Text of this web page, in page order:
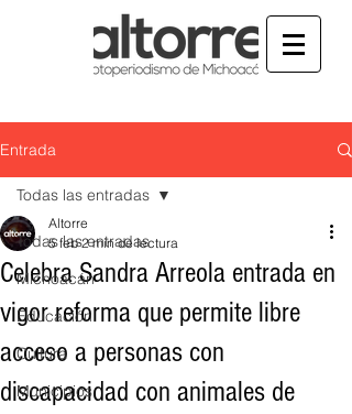
Entrada
Todas las entradas
Michoacán
Educación
Cultura
Municipios
Todas las entradas
Celebra Sandra Arreola entrada en
vigor reforma que permite libre
acceso a personas con
discapacidad con animales de
Altorre
5 feb 2 min de lectura